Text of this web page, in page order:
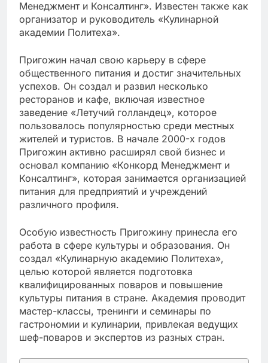
Менеджмент и Консалтинг». Известен также как
организатор и руководитель «Кулинарной
академии Политеха».
Пригожин начал свою карьеру в сфере
общественного питания и достиг значительных
успехов. Он создал и развил несколько
ресторанов и кафе, включая известное
заведение «Летучий голландец», которое
пользовалось популярностью среди местных
жителей и туристов. В начале 2000-х годов
Пригожин активно расширял свой бизнес и
основал компанию «Конкорд Менеджмент и
Консалтинг», которая занимается организацией
питания для предприятий и учреждений
различного профиля.
Особую известность Пригожину принесла его
работа в сфере культуры и образования. Он
создал «Кулинарную академию Политеха»,
целью которой является подготовка
квалифицированных поваров и повышение
культуры питания в стране. Академия проводит
мастер-классы, тренинги и семинары по
гастрономии и кулинарии, привлекая ведущих
шеф-поваров и экспертов из разных стран.